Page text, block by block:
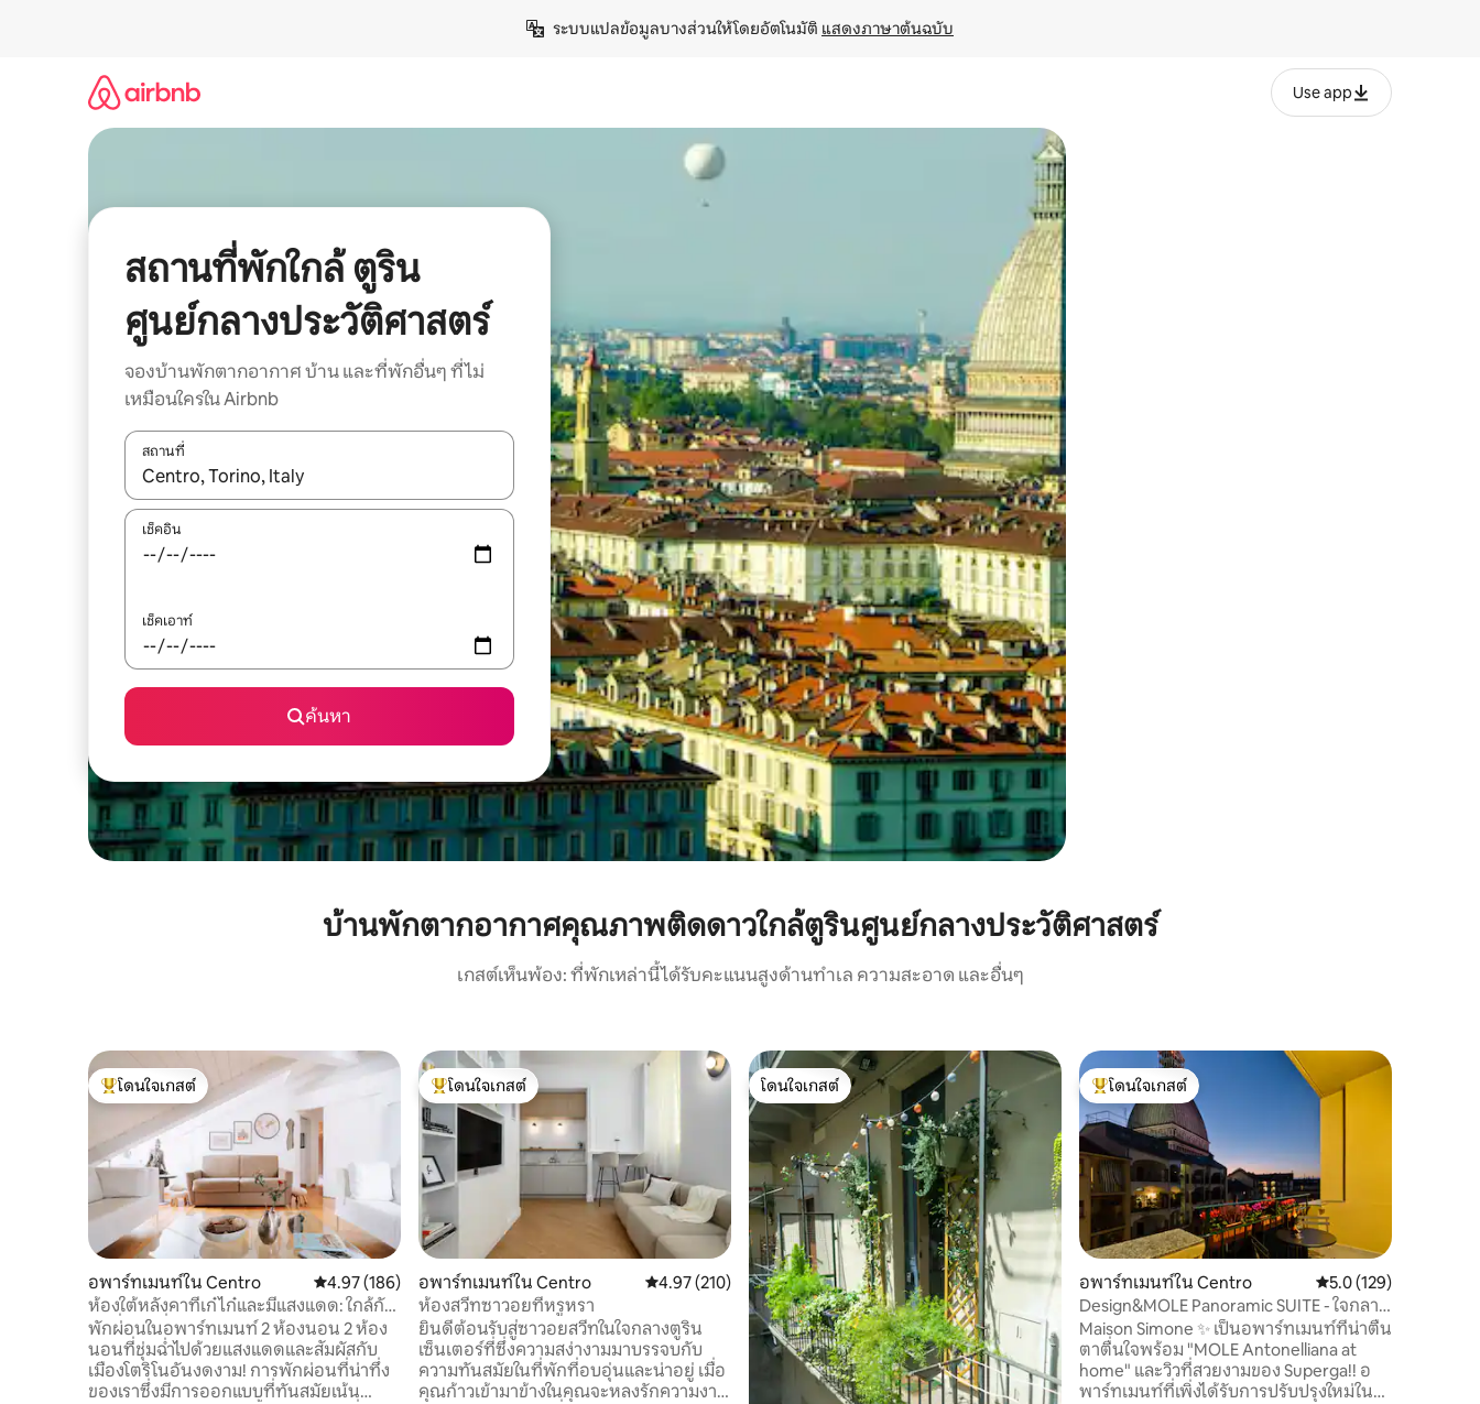
ระบบแปลข้อมูลบางส่วนให้โดยอัตโนมัติ แสดงภาษาต้นฉบับ
Use app
สถานที่พักใกล้ ตูริน
ศูนย์กลางประวัติศาสตร์
จองบ้านพักตากอากาศ บ้าน และที่พักอื่นๆ ที่ไม่
เหมือนใครใน Airbnb
สถานที่
ใช้ลูกศรขึ้นลง หรือใช้การสัมผัสหรือปัด เพื่อสำรวจผลการค้นหา
เช็คอิน
เช็คเอาท์
ค้นหา
บ้านพักตากอากาศคุณภาพติดดาวใกล้ตูรินศูนย์กลางประวัติศาสตร์
เกสต์เห็นพ้อง: ที่พักเหล่านี้ได้รับคะแนนสูงด้านทำเล ความสะอาด และอื่นๆ
โดนใจเกสต์ที่สุด
โดนใจเกสต์
อพาร์ทเมนท์ใน Centro คะแนนเฉลี่ย 4.97 จาก 5, 186 รีวิว
4.97 (186)
ห้องใต้หลังคาที่เก๋ไก๋และมีแสงแดด: ใกล้กับ
ทุกสิ่ง ~เครื่องปรับอากาศและ Wi-Fi
พักผ่อนในอพาร์ทเมนท์ 2 ห้องนอน 2 ห้อง
นอนที่ชุ่มฉ่ำไปด้วยแสงแดดและสัมผัสกับ
เมืองโตริโนอันงดงาม! การพักผ่อนที่น่าทึ่ง
ของเราซึ่งมีการออกแบบที่ทันสมัยเน้น
โดนใจเกสต์ที่สุด
โดนใจเกสต์
อพาร์ทเมนท์ใน Centro คะแนนเฉลี่ย 4.97 จาก 5, 210 รีวิว
4.97 (210)
ห้องสวีทซาวอยที่หรูหรา
ยินดีต้อนรับสู่ซาวอยสวีทในใจกลางตูริน
เซ็นเตอร์ที่ซึ่งความสง่างามมาบรรจบกับ
ความทันสมัยในที่พักที่อบอุ่นและน่าอยู่ เมื่อ
คุณก้าวเข้ามาข้างในคุณจะหลงรักความงาม
โดนใจเกสต์
โดนใจเกสต์
โดนใจเกสต์ที่สุด
โดนใจเกสต์
อพาร์ทเมนท์ใน Centro คะแนนเฉลี่ย 5.0 จาก
5.0 (129)
Design&MOLE Panoramic SUITE - ใจกลาง
เมืองตูริน
Maison Simone ✨ เป็นอพาร์ทเมนท์ที่น่าตื่น
ตาตื่นใจพร้อม "MOLE Antonelliana at
home" และวิวที่สวยงามของ Superga!! อ
พาร์ทเมนท์ที่เพิ่งได้รับการปรับปรุงใหม่ใน